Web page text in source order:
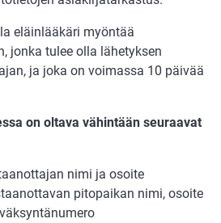
eläinlääkäri myöntää
jonka tulee olla lähetyksen
ja joka on voimassa 10 päivää
on oltava vähintään seuraavat
nimi ja osoite
pitopaikan nimi, osoite